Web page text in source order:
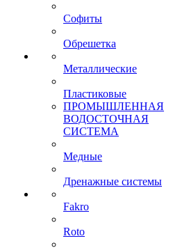
Софиты
Обрешетка
Металлические
Пластиковые
ПРОМЫШЛЕННАЯ
ВОДОСТОЧНАЯ
СИСТЕМА
Медные
Дренажные системы
Fakro
Roto